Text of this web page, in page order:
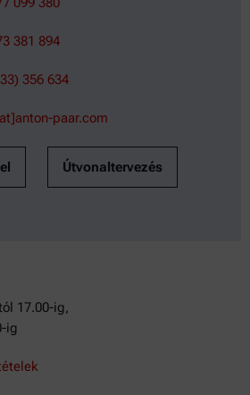
381 894
356 634
paar.com
Útvonaltervezés
17.00-ig,
ig